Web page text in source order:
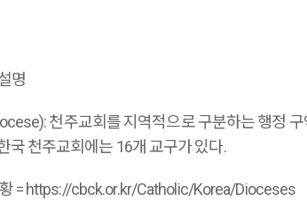
명
천주교회를 지역적으로 구분하는 행정
국 천주교회에는 16개 교구가 있다.
= https://cbck.or.kr/Catholic/Korea/Dioceses